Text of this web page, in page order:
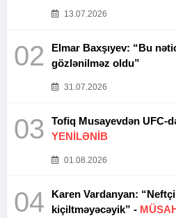
13.07.2026
02
Elmar Baxşıyev: “Bu
gözlənilməz oldu”
31.07.2026
03
YENİLƏNİB
01.08.2026
04
Karen Vardanyan:
kiçiltməyəcəyik” -